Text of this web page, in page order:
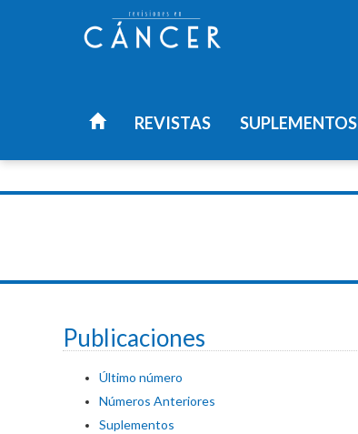
REVISTAS SUPLEMENTOS
Publicaciones
Último número
Números Anteriores
Suplementos